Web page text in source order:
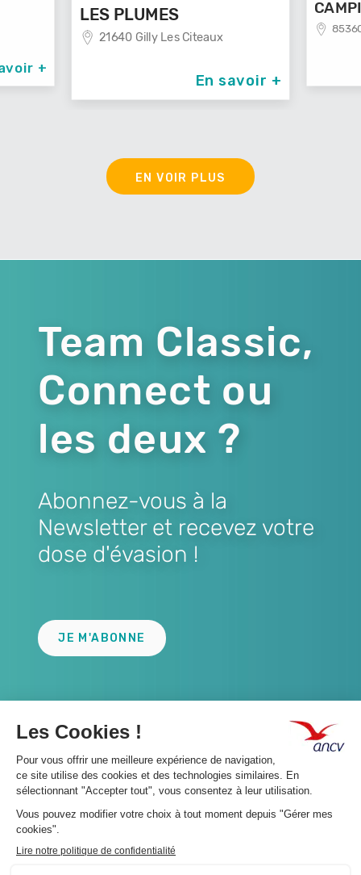
LES PLUMES
21640 Gilly Les Citeaux
CAMPING
85360 La Tranche
EN VOIR PLUS
Team Classic,
Connect ou
les deux ?
Abonnez-vous à la
Newsletter et recevez votre
dose d'évasion !
JE M'ABONNE
A propos 👇